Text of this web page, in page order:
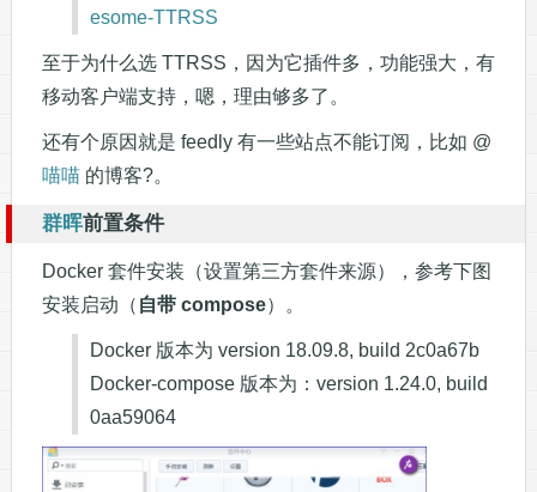
esome-TTRSS
至于为什么选 TTRSS，因为它插件多，功能强大，有
移动客户端支持，嗯，理由够多了。
还有个原因就是 feedly 有一些站点不能订阅，比如 @
喵喵的博客?。
群晖前置条件
Docker 套件安装（设置第三方套件来源），参考下图
安装启动（ 自带 compose）。
Docker 版本为 version 18.09.8, build 2c0a67b
Docker-compose 版本为：version 1.24.0, build
0aa59064